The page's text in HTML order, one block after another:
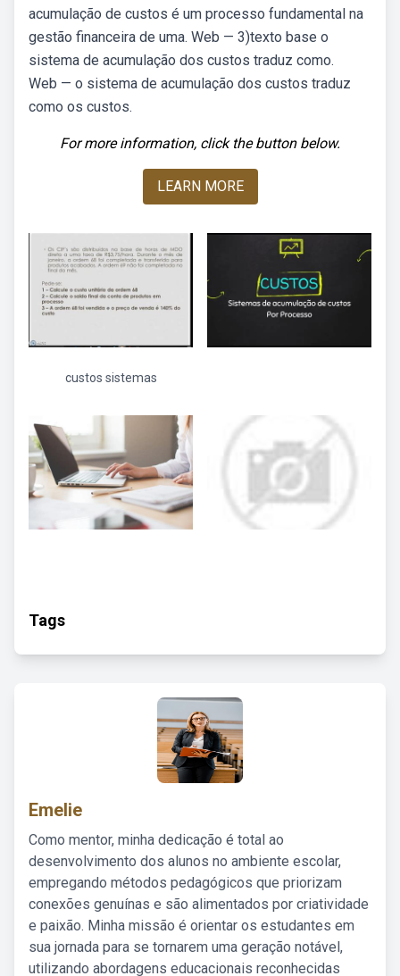
acumulação de custos é um processo fundamental na
gestão financeira de uma. Web — 3)texto base o
sistema de acumulação dos custos traduz como.
Web — o sistema de acumulação dos custos traduz
como os custos.
For more information, click the button below.
LEARN MORE
custos sistemas
Tags
Emelie
Como mentor, minha dedicação é total ao
desenvolvimento dos alunos no ambiente escolar,
empregando métodos pedagógicos que priorizam
conexões genuínas e são alimentados por criatividade
e paixão. Minha missão é orientar os estudantes em
sua jornada para se tornarem uma geração notável,
utilizando abordagens educacionais reconhecidas